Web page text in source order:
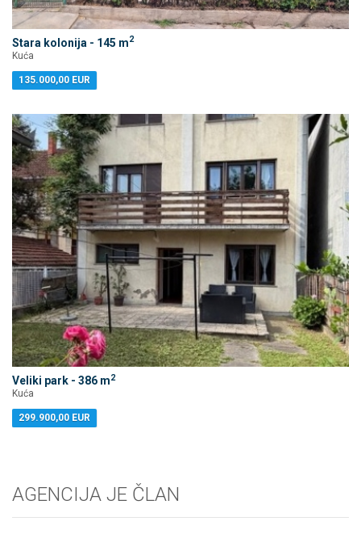
Stara kolonija - 145 m2
Kuća
135.000,00 EUR
Veliki park - 386 m2
Kuća
299.900,00 EUR
AGENCIJA JE ČLAN